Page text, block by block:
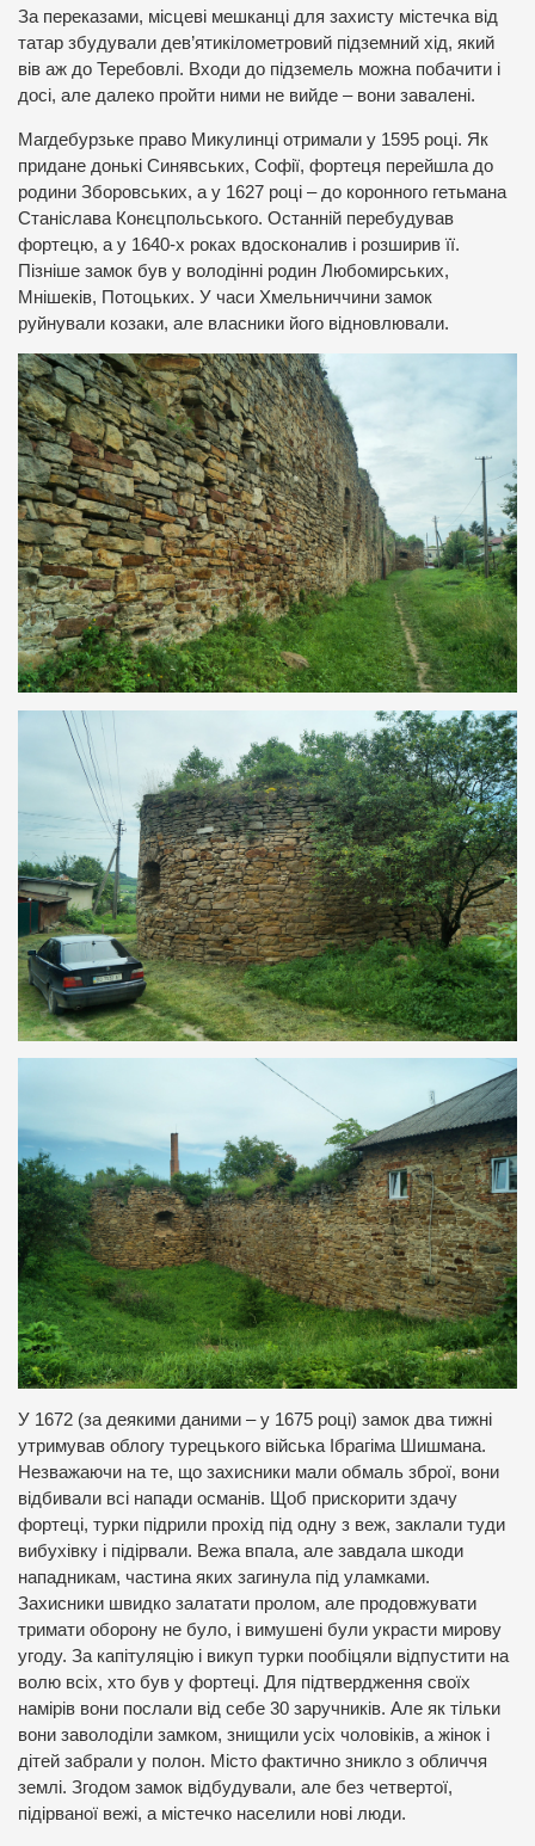
За переказами, місцеві мешканці для захисту містечка від
татар збудували дев’ятикілометровий підземний хід, який
вів аж до Теребовлі. Входи до підземель можна побачити і
досі, але далеко пройти ними не вийде – вони завалені.
Магдебурзьке право Микулинці отримали у 1595 році. Як
придане донькі Синявських, Софії, фортеця перейшла до
родини Зборовських, а у 1627 році – до коронного гетьмана
Станіслава Конєцпольського. Останній перебудував
фортецю, а у 1640-х роках вдосконалив і розширив її.
Пізніше замок був у володінні родин Любомирських,
Мнішеків, Потоцьких. У часи Хмельниччини замок
руйнували козаки, але власники його відновлювали.
У 1672 (за деякими даними – у 1675 році) замок два тижні
утримував облогу турецького війська Ібрагіма Шишмана.
Незважаючи на те, що захисники мали обмаль зброї, вони
відбивали всі напади османів. Щоб прискорити здачу
фортеці, турки підрили прохід під одну з веж, заклали туди
вибухівку і підірвали. Вежа впала, але завдала шкоди
нападникам, частина яких загинула під уламками.
Захисники швидко залатати пролом, але продовжувати
тримати оборону не було, і вимушені були украсти мирову
угоду. За капітуляцію і викуп турки пообіцяли відпустити на
волю всіх, хто був у фортеці. Для підтвердження своїх
намірів вони послали від себе 30 заручників. Але як тільки
вони заволоділи замком, знищили усіх чоловіків, а жінок і
дітей забрали у полон. Місто фактично зникло з обличчя
землі. Згодом замок відбудували, але без четвертої,
підірваної вежі, а містечко населили нові люди.